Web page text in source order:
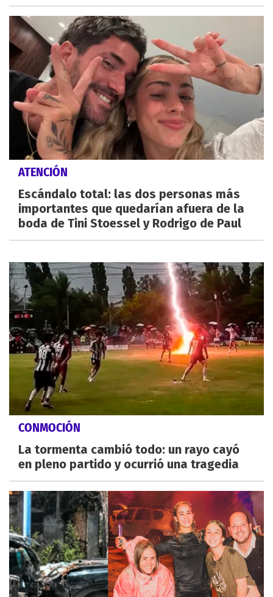
ATENCIÓN
Escándalo total: las dos personas más
importantes que quedarían afuera de la
boda de Tini Stoessel y Rodrigo de Paul
CONMOCIÓN
La tormenta cambió todo: un rayo cayó
en pleno partido y ocurrió una tragedia